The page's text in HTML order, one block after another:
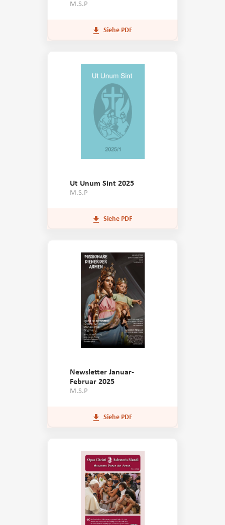
M.S.P
Siehe PDF
Ut Unum Sint 2025
M.S.P
Siehe PDF
Newsletter Januar-
Februar 2025
M.S.P
Siehe PDF